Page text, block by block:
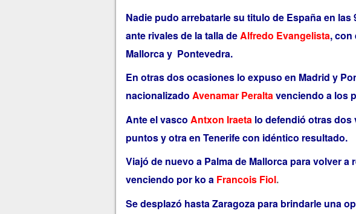
Nadie pudo arrebatarle su titulo de España en
ante rivales de la talla deAlfredo Evangelista, con
Mallorca y Pontevedra.
En otras dos ocasiones lo expuso en Madrid y
nacionalizado Avenamar Peraltavenciendo a los
Ante el vasco Antxon Iraeta lo defendió otras
puntos y otra en Tenerife con idéntico resultado.
Viajó de nuevo a Palma de Mallorca para volver
venciendo por ko a Francois Fiol.
Se desplazó hasta Zaragoza para brindarle una